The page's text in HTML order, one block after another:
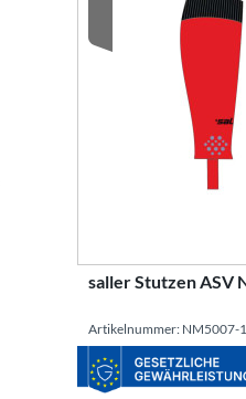
saller Stutzen ASV
Artikelnummer: NM5007-